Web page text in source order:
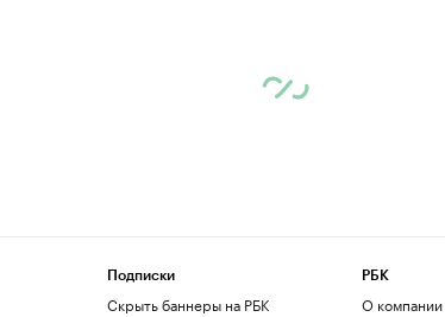
Подписки
Скрыть баннеры на РБК
РБК
О компании